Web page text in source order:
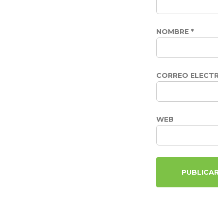
NOMBRE *
CORREO
WEB